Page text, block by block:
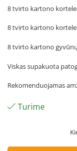
8 tvirto kartono
8 tvirto kartono
8 tvirto kartono
Viskas supakuota
Rekomenduojamas
Turime